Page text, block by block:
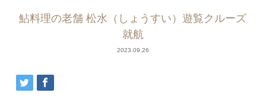
鮎料理の老舗 松水（しょうすい）遊覧クルーズ
就航
2023.09.26